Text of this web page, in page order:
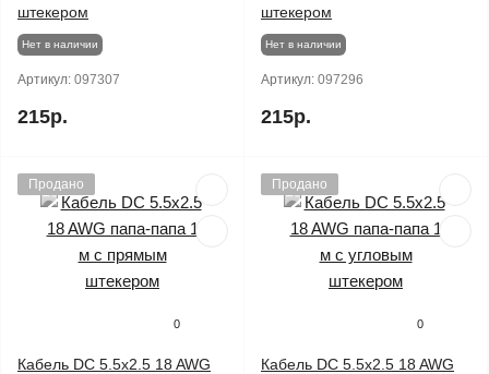
штекером
Нет в наличии
Артикул: 097307
215р.
штекером
Нет в наличии
Артикул: 097296
215р.
Продано
0
Кабель DC 5.5x2.5 18 AWG
Продано
0
Кабель DC 5.5x2.5 18 AWG